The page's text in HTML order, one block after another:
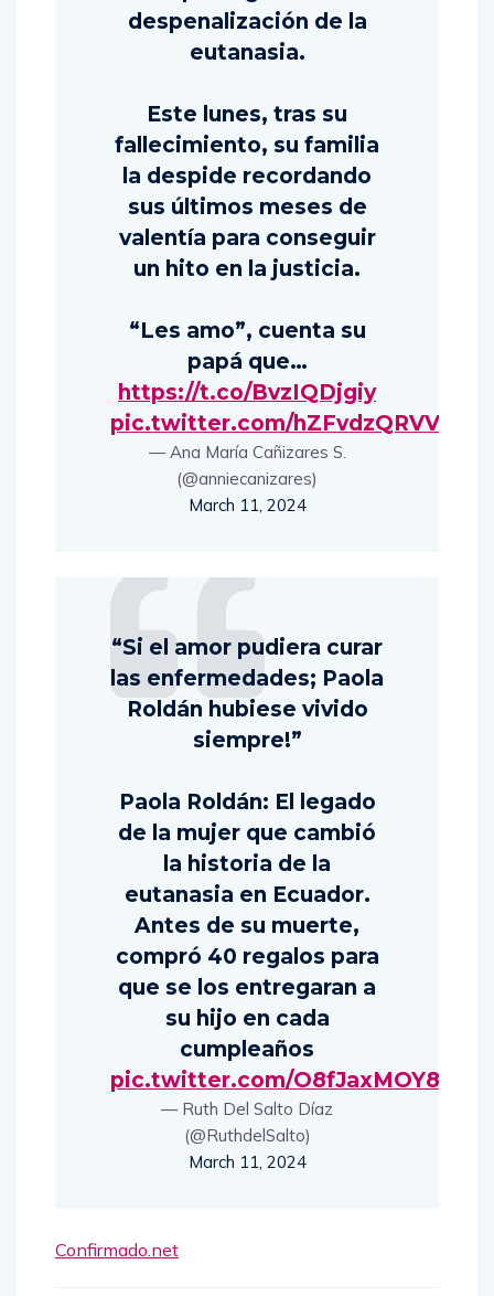
despenalización de la
eutanasia.
Este lunes, tras su
fallecimiento, su familia
la despide recordando
sus últimos meses de
valentía para conseguir
un hito en la justicia.
“Les amo”, cuenta su
papá que…
https://t.co/BvzIQDjgiy
pic.twitter.com/hZFvdzQRVV
— Ana María Cañizares S.
(@anniecanizares)
March 11, 2024
“Si el amor pudiera curar
las enfermedades; Paola
Roldán hubiese vivido
siempre!”
Paola Roldán: El legado
de la mujer que cambió
la historia de la
eutanasia en Ecuador.
Antes de su muerte,
compró 40 regalos para
que se los entregaran a
su hijo en cada
cumpleaños
pic.twitter.com/O8fJaxMOY8
— Ruth Del Salto Díaz
(@RuthdelSalto)
March 11, 2024
Confirmado.net